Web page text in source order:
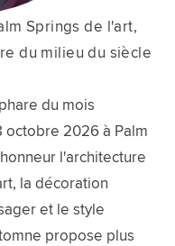
Springs de l'art,
du milieu du siècle
du mois
octobre 2026 à Palm
l'architecture
la décoration
et le style
propose plus